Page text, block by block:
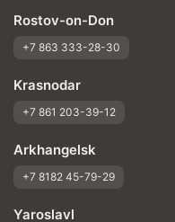
Rostov-on-Don
+7 863 333-28-30
Krasnodar
+7 861 203-39-12
Arkhangelsk
+7 8182 45-79-29
Yaroslavl